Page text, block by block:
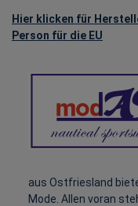
Hier klicken für
Person für die EU
aus Ostfriesland
Mode. Allen voran